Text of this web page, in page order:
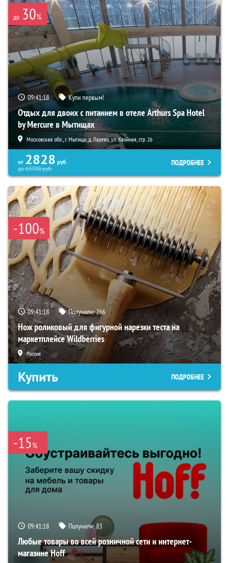
до 30%
09:41:17 Купи первым!
Отдых для двоих с питанием в отеле Arthurs Spa Hotel
by Mercure в Мытищах
Московская обл., г. Мытищи, д. Ларево, ул. Хвойная, стр. 26
от 2828 руб.
до65700руб.
ПОДРОБНЕЕ
-100%
09:41:17 Получили:266
Нож роликовый для фигурной нарезки теста на
маркетплейсе Wildberries
Россия
Купить ПОДРОБНЕЕ
-15%
09:41:17 Получили:83
Любые товары во всей розничной сети и интернет-
магазине Hoff